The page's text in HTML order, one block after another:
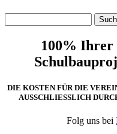
100% Ihrer
DIE KOSTEN FÜR DIE
AUSSCHLIESSLICH
Folg uns bei